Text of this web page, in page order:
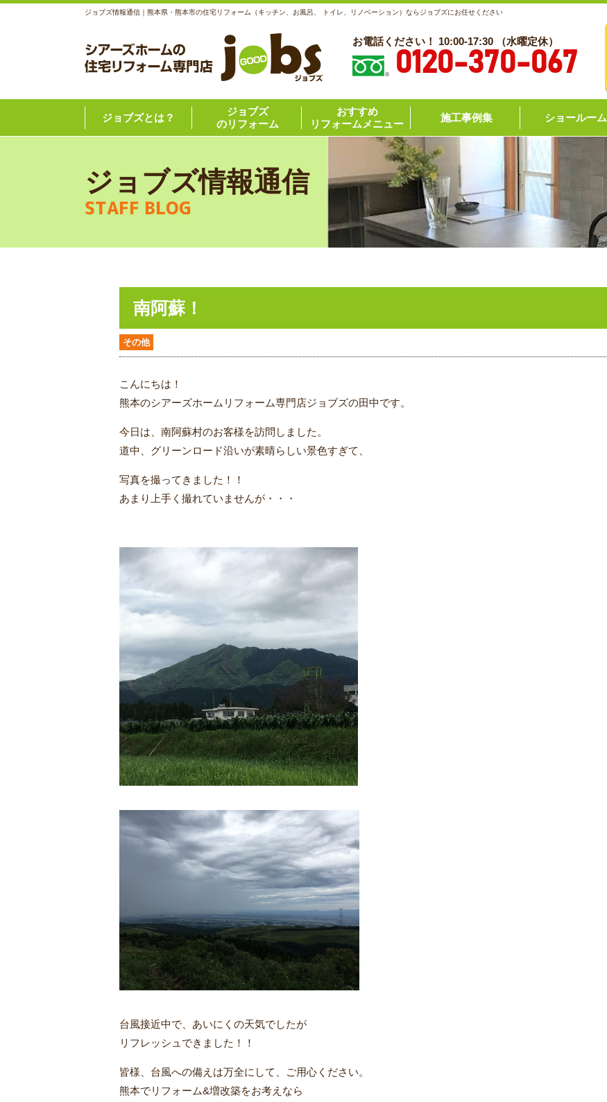
ジョブズ情報通信｜熊本県・熊本市の住宅リフォーム（キッチン、お風呂、 トイレ、リノベーション）ならジョブズにお任せください
お電話ください！ 10:00-17:30 （水曜定休）
0120-370-067
ジョブズとは？
ジョブズ
のリフォーム
おすすめ
リフォームメニュー
施工事例集 ショールーム
ジョブズ情報通信
STAFF BLOG
南阿蘇！
その他
こんにちは！
熊本のシアーズホームリフォーム専門店ジョブズの田中です。
今日は、南阿蘇村のお客様を訪問しました。
道中、グリーンロード沿いが素晴らしい景色すぎて、
写真を撮ってきました！！
あまり上手く撮れていませんが・・・
台風接近中で、あいにくの天気でしたが
リフレッシュできました！！
皆様、台風への備えは万全にして、ご用心ください。
熊本でリフォーム&増改築をお考えなら